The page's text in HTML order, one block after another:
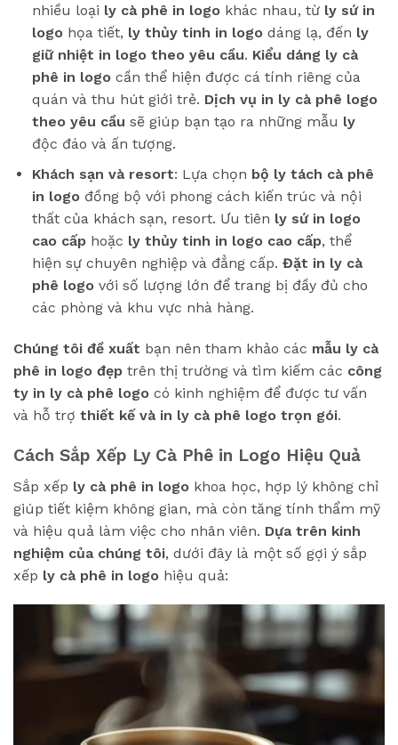
nhiều loại ly cà phê in logokhác nhau, từ ly sứ in
logohọa tiết, ly thủy tinh in logodáng lạ, đến ly
giữ nhiệt in logo theo yêu cầu. Kiểu dáng ly cà
phê in logocần thể hiện được cá tính riêng của
quán và thu hút giới trẻ. Dịch vụ in ly cà phê logo
theo yêu cầu sẽ giúp bạn tạo ra những mẫu ly
độc đáo và ấn tượng.
Khách sạn và resort: Lựa chọn bộ ly tách cà phê
in logođồng bộ với phong cách kiến trúc và nội
thất của khách sạn, resort. Ưu tiên ly sứ in logo
cao cấphoặc ly thủy tinh in logo cao cấp, thể
hiện sự chuyên nghiệp và đẳng cấp. Đặt in ly cà
phê logovới số lượng lớn để trang bị đầy đủ cho
các phòng và khu vực nhà hàng.
Chúng tôi đề xuất bạn nên tham khảo các mẫu ly cà
phê in logo đẹp trên thị trường và tìm kiếm các công
ty in ly cà phê logo có kinh nghiệm để được tư vấn
và hỗ trợ thiết kế và in ly cà phê logo trọn gói.
Cách Sắp Xếp Ly Cà Phê in Logo Hiệu Quả
Sắp xếp ly cà phê in logo khoa học, hợp lý không chỉ
giúp tiết kiệm không gian, mà còn tăng tính thẩm mỹ
và hiệu quả làm việc cho nhân viên. Dựa trên kinh
nghiệm của chúng tôi, dưới đây là một số gợi ý sắp
xếp ly cà phê in logo hiệu quả: